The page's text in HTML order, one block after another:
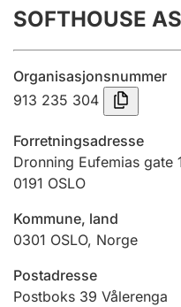
Årsregnskap
Innsending og
Tinglysing
Jeger
Ektepaktveileder
SOFTHOUSE AS
Organisasjonsnummer
913 235 304
Forretningsadresse
Dronning Eufemias gate
0191 OSLO
Kommune, land
0301 OSLO, Norge
Postadresse
Postboks 39 Vålerenga